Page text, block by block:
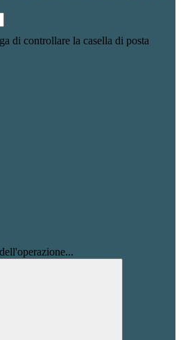
di controllare la casella di posta